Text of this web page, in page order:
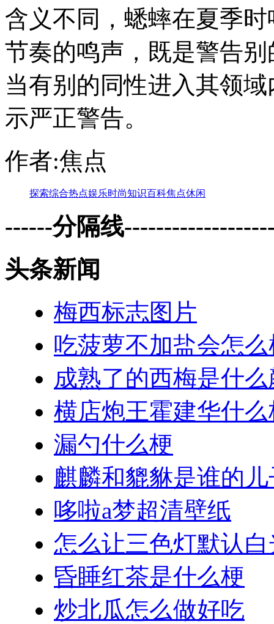
含义不同，蟋蟀在夏季
节奏的鸣声，既是警告
当有别的同性进入其领
示严正警告。
作者:焦点
探索综合热点娱乐时尚知识百科焦点休闲
------分隔线
头条新闻
梅西标志图片
吃菠萝不加盐会怎么
成熟了的西梅是什
横店炮王霍建华什么
漏勺什么梗
麒麟和貔貅是谁的儿
哆啦a梦超清壁纸
怎么让三色灯默认白
昏睡红茶是什么梗
炒北瓜怎么做好吃